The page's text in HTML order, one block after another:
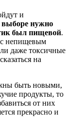
и
нужно
был пищевой.
с непищевым
даже токсичные
на
быть новыми,
продукты, то
от них
прекрасно и